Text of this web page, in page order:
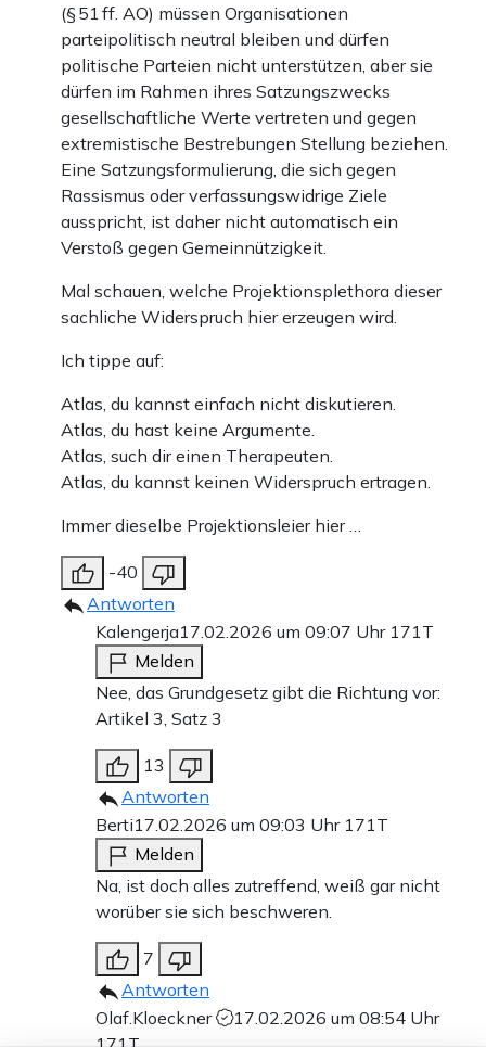
(§ 51 ff. AO) müssen Organisationen
parteipolitisch neutral bleiben und dürfen
politische Parteien nicht unterstützen, aber sie
dürfen im Rahmen ihres Satzungszwecks
gesellschaftliche Werte vertreten und gegen
extremistische Bestrebungen Stellung beziehen.
Eine Satzungsformulierung, die sich gegen
Rassismus oder verfassungswidrige Ziele
ausspricht, ist daher nicht automatisch ein
Verstoß gegen Gemeinnützigkeit.
Mal schauen, welche Projektionsplethora dieser
sachliche Widerspruch hier erzeugen wird.
Ich tippe auf:
Atlas, du kannst einfach nicht diskutieren.
Atlas, du hast keine Argumente.
Atlas, such dir einen Therapeuten.
Atlas, du kannst keinen Widerspruch ertragen.
Immer dieselbe Projektionsleier hier …
-40
Antworten
Kalengerja17.02.2026 um 09:07 Uhr 171T
Melden
Nee, das Grundgesetz gibt die Richtung vor:
Artikel 3, Satz 3
13
Antworten
Berti17.02.2026 um 09:03 Uhr 171T
Melden
Na, ist doch alles zutreffend, weiß gar nicht
worüber sie sich beschweren.
7
Antworten
Olaf.Kloeckner
17.02.2026 um 08:54 Uhr